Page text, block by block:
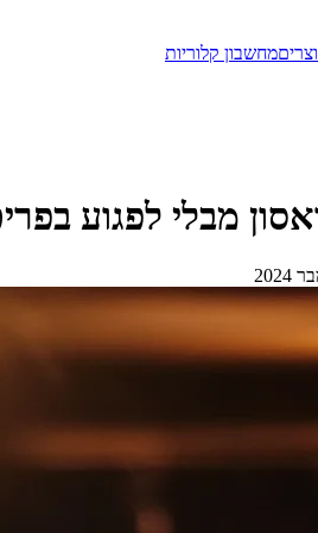
מחשבון קלוריות
מבלי לפגוע